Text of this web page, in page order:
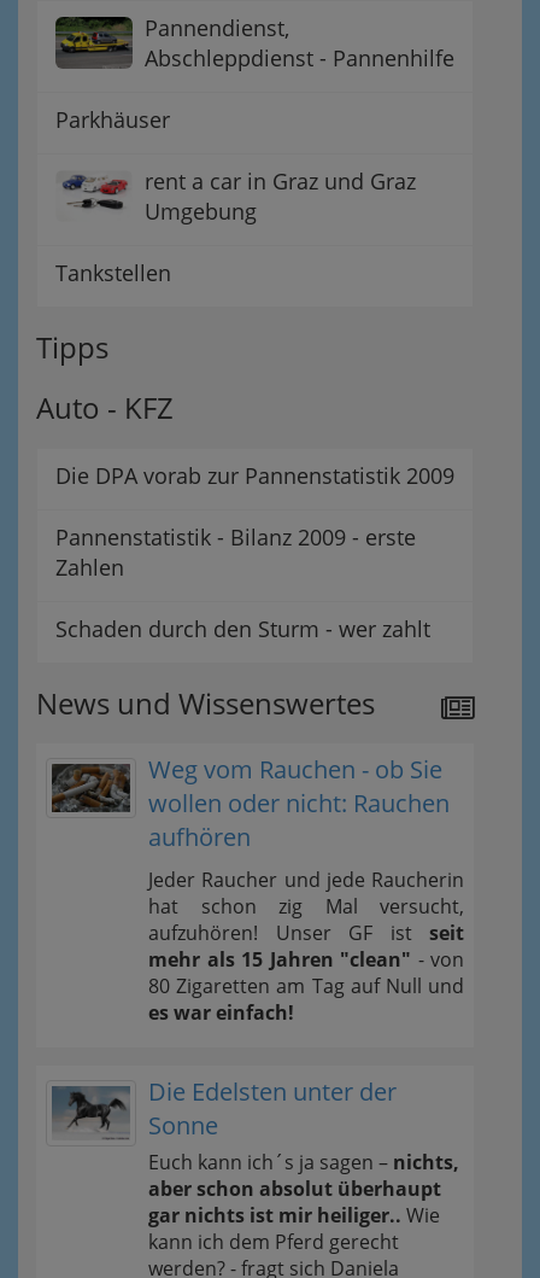
Pannendienst,
Abschleppdienst - Pannenhilfe
Parkhäuser
rent a car in Graz und Graz
Umgebung
Tankstellen
Tipps
Auto - KFZ
Die DPA vorab zur Pannenstatistik 2009
Pannenstatistik - Bilanz 2009 - erste
Zahlen
Schaden durch den Sturm - wer zahlt
News und Wissenswertes
Weg vom Rauchen - ob Sie
wollen oder nicht: Rauchen
aufhören
Jeder Raucher und jede Raucherin
hat schon zig Mal versucht,
aufzuhören! Unser GF ist seit
mehr als 15 Jahren "clean" - von
80 Zigaretten am Tag auf Null und
es war einfach!
Die Edelsten unter der
Sonne
Euch kann ich´s ja sagen – nichts,
aber schon absolut überhaupt
gar nichts ist mir heiliger.. Wie
kann ich dem Pferd gerecht
werden? - fragt sich Daniela